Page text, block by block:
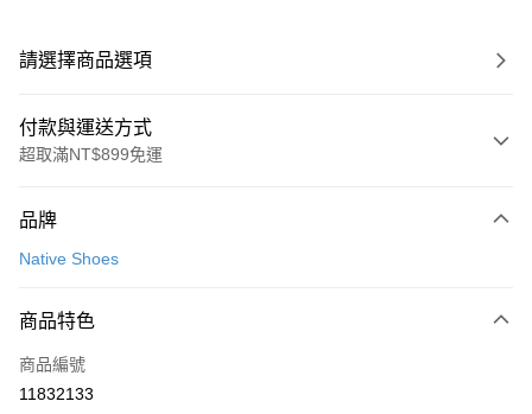
請選擇商品選項
付款與運送方式
超取滿NT$899免運
信用卡一次付款
Apple Pay
街口支付
品牌
Native Shoes
商品特色
商品編號
11832133